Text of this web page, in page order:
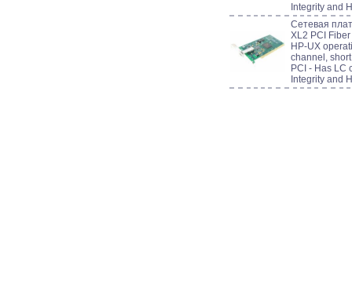
Integrity and
Сетевая
XL2 PCI
HP-UX
channel,
PCI - Has LC
Integrity and